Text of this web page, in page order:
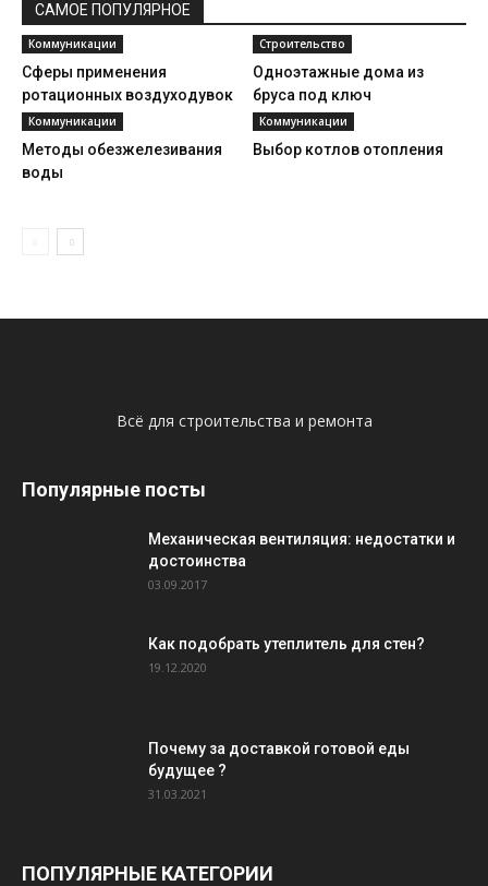
САМОЕ ПОПУЛЯРНОЕ
Коммуникации
Сферы применения
ротационных воздуходувок
Строительство
Одноэтажные дома из
бруса под ключ
Коммуникации
Методы обезжелезивания
воды
Коммуникации
Выбор котлов отопления
Всё для строительства и ремонта
Популярные посты
Механическая вентиляция: недостатки и
достоинства
03.09.2017
Как подобрать утеплитель для стен?
19.12.2020
Почему за доставкой готовой еды
будущее ?
31.03.2021
ПОПУЛЯРНЫЕ КАТЕГОРИИ